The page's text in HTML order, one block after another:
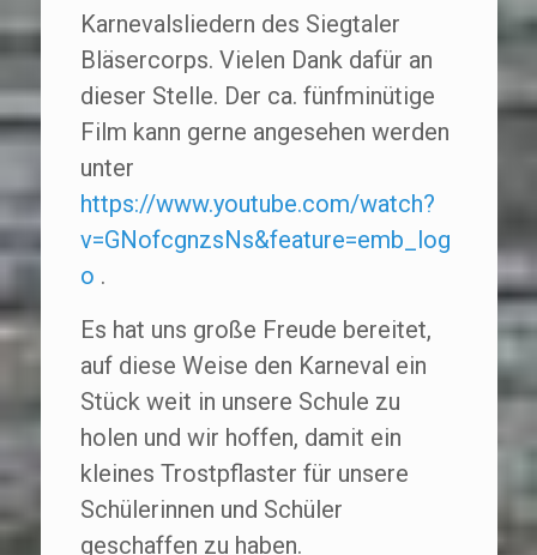
Karnevalsliedern des Siegtaler
Bläsercorps. Vielen Dank dafür an
dieser Stelle. Der ca. fünfminütige
Film kann gerne angesehen werden
unter
https://www.youtube.com/watch?
v=GNofcgnzsNs&feature=emb_log
o .
Es hat uns große Freude bereitet,
auf diese Weise den Karneval ein
Stück weit in unsere Schule zu
holen und wir hoffen, damit ein
kleines Trostpflaster für unsere
Schülerinnen und Schüler
geschaffen zu haben.